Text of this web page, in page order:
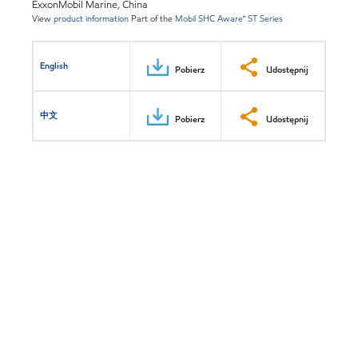
ExxonMobil Marine, China
Viewproduct information Part of the Mobil SHC Aware™ ST Series
English Pobierz Udostępnij
中文 Pobierz Udostępnij